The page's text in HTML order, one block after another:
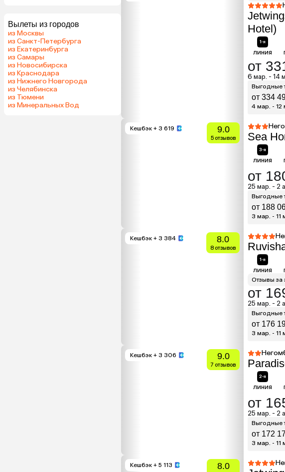
Вылеты из городов
из Москвы
из Санкт-Петербурга
из Екатеринбурга
из Самары
из Новосибирска
из Краснодара
из Нижнего Новгорода
из Челябинска
из Тюмени
из Минеральных Вод
Hotel)
линия
от
6 мар. - 14
Выгодные
от 334
4 мар. - 12
Кешбэк + 3 619 9.0
5 отзывов Sea
линия
от
25 мар. - 2
Выгодные
от 188
3 мар. - 11
Кешбэк + 3 384 8.0
8 отзывов
линия
Отзывы за
от
25 мар. - 2
Выгодные
от 176
3 мар. - 11
Кешбэк + 3 306 9.0
7 отзывов
линия
от
25 мар. - 2
Выгодные
от 172
3 мар. - 11
Кешбэк + 5 113 8.0